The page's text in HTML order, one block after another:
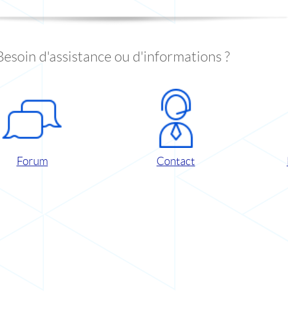
d'assistance ou d'informations ?
Forum Contact